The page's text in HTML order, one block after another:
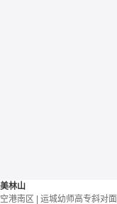
美林山
空港南区 | 运城幼师高专斜对面